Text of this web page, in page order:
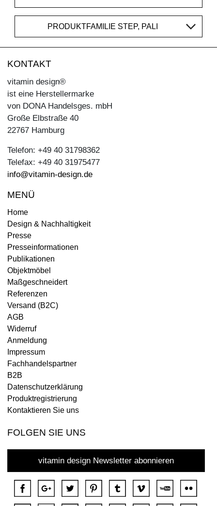
PRODUKTFAMILIE STEP, PALI
KONTAKT
vitamin design®
ist eine Herstellermarke
von DONA Handelsges. mbH
Große Elbstraße 40
22767 Hamburg
Telefon: +49 40 31798362
Telefax: +49 40 31975477
info@vitamin-design.de
MENÜ
Home
Design & Nachhaltigkeit
Presse
Presseinformationen
Publikationen
Objektmöbel
Maßgeschneidert
Referenzen
Versand (B2C)
AGB
Widerruf
Anmeldung
Impressum
Fachhandelspartner
B2B
Datenschutzerklärung
Produktregistrierung
Kontaktieren Sie uns
FOLGEN SIE UNS
vitamin design Newsletter abonnieren